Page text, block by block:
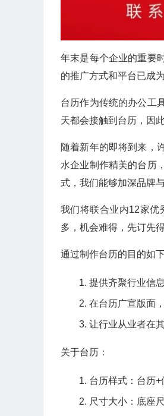
年末是每个企业的重要
的推广方式和平台已成
台历作为传统的办公工
天都会接触到台历，因
随着新年的即将到来，
水企业制作精美的台历
式，我们能够加深品牌
我们将联合业内12家优
多，机会难得，先订先得
通过制作台历的目的如下
提供齐聚行业信
在台历广宣版面
让行业从业者在
关于台历：
台历样式：台历+
尺寸大小：底座